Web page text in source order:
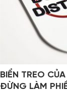
BIỂN TREO
ĐỪNG LÀM